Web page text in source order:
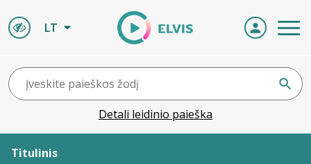
LT
Detali leidinio paieška
Titulinis